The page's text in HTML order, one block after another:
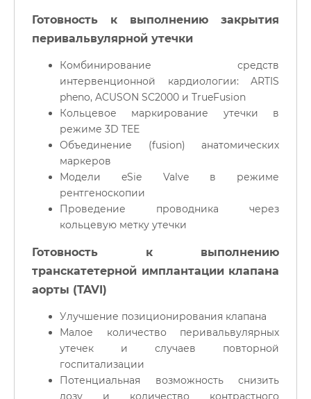
Готовность к выполнению закрытия
перивальвулярной утечки
Комбинирование средств
интервенционной кардиологии: ARTIS
pheno, ACUSON SC2000 и TrueFusion
Кольцевое маркирование утечки в
режиме 3D TEE
Объединение (fusion) анатомических
маркеров
Модели eSie Valve в режиме
рентгеноскопии
Проведение проводника через
кольцевую метку утечки
Готовность к выполнению
транскатетерной имплантации клапана
аорты (TAVI)
Улучшение позиционирования клапана
Малое количество перивальвулярных
утечек и случаев повторной
госпитализации
Потенциальная возможность снизить
дозу и количество контрастного